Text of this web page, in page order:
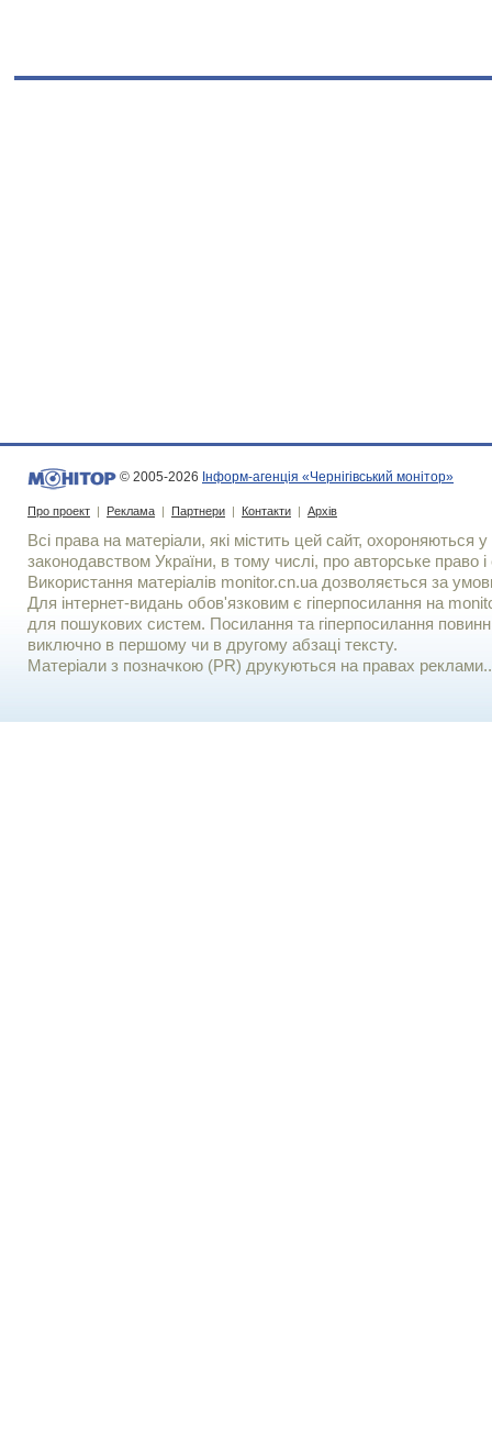
© 2005-2026 Інформ-агенція «Чернігівський монітор»
Про проект | Реклама | Партнери | Контакти | Архів
Всі права на матеріали, які містить цей сайт, охороняються у
законодавством України, в тому числі, про авторське право і
Використання матерiалiв monitor.cn.ua дозволяється за
Для iнтернет-видань обов'язковим є гiперпосилання на
для пошукових систем. Посилання та гіперпосилання
виключно в першому чи в другому абзаці тексту.
Матеріали з позначкою (PR) друкуються на правах реклами..